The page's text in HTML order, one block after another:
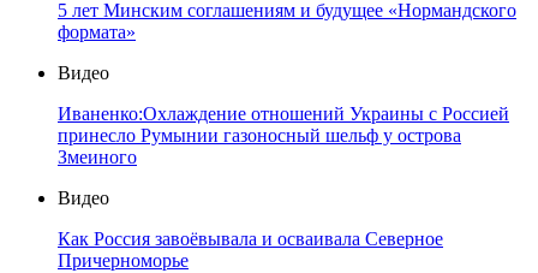
5 лет Минским соглашениям и будущее «Нормандского
формата»
Видео
Иваненко:Охлаждение отношений Украины с Россией
принесло Румынии газоносный шельф у острова
Змеиного
Видео
Как Россия завоёвывала и осваивала Северное
Причерноморье